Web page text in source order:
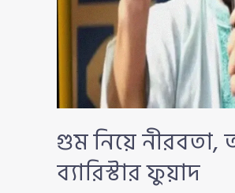
গুম নিয়ে
ব্যারিস্টার ফুয়াদ